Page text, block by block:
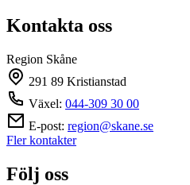
Kontakta oss
Region Skåne
291 89 Kristianstad
Växel: 044-309 30 00
E-post: region@skane.se
Fler kontakter
Följ oss